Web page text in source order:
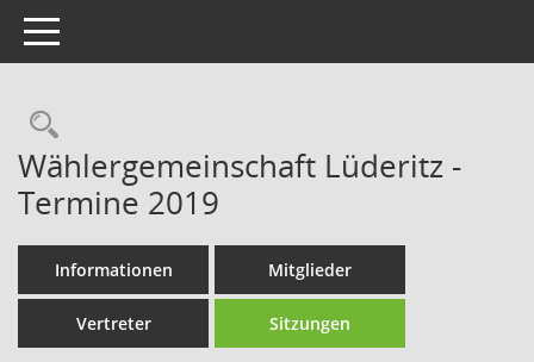
Toggle navigation
Rechercheauswahl
Wählergemeinschaft Lüderitz -
Termine 2019
Informationen Mitglieder
Vertreter Sitzungen